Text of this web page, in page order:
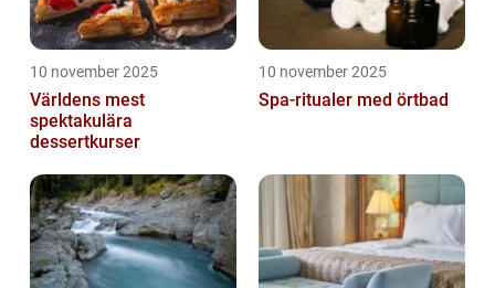
10 november 2025
Världens mest
spektakulära
dessertkurser
10 november 2025
Spa-ritualer med örtbad